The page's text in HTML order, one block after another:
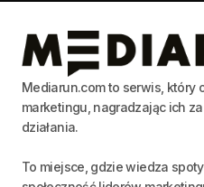
Mediarun.com to serwis, który
marketingu, nagradzając ich
działania.
To miejsce, gdzie wiedza